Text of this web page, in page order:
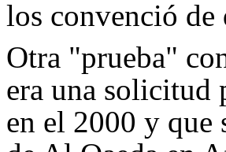
los convenció de
Otra "prueba"
era una solicitud
en el 2000 y que